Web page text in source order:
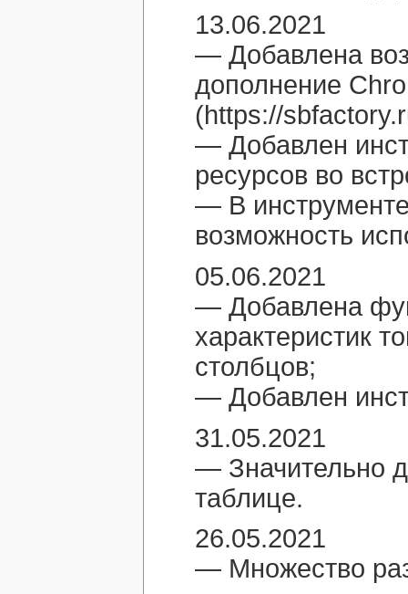
13.06.2021
— Добавлена
дополнение
(https://
— Добавлен
ресурсов во
— В
возможность
05.06.2021
— Добавлена
характеристик
столбцов;
— Добавлен
31.05.2021
— Значительно
таблице.
26.05.2021
— Множество